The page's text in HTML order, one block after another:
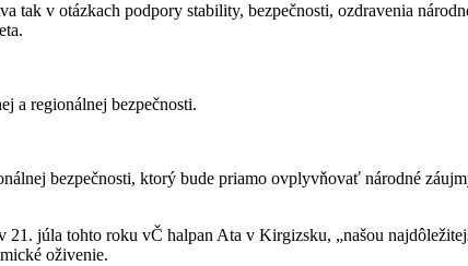
v otázkach podpory stability, bezpečnosti, ozdravenia
a regionálnej bezpečnosti.
bezpečnosti, ktorý bude priamo ovplyvňovať národné
júla tohto roku vČ halpan Ata v Kirgizsku, „našou
oživenie.